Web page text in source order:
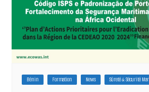
Bénin Formation News Sûreté & Sécurité